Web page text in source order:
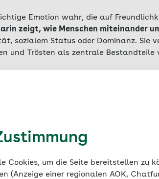
Cookies, um die Seite bereitstellen zu
(Anzeige einer regionalen AOK,
Emotion wahr, die auf
zeigt, wie Menschen miteinander
sozialem Status oder Dominanz. Sie
und Trösten als zentrale Bestandteile
wichtig?
Zusammenleben, sondern auch
sowie für positive Beziehungen zu
und das Risiko für